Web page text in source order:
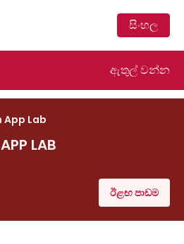
සිංහල
ඇතුල් වන්න
App Lab
LAB
ඊළඟ පාඩම